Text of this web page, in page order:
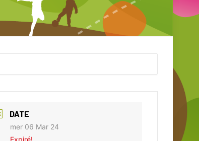
DATE
mer 06 Mar 24
Expiré!